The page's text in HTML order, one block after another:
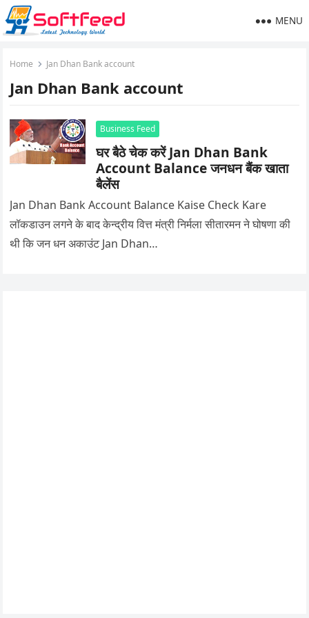
MENU
Home Jan Dhan Bank account
Jan Dhan Bank account
Business Feed
घर बैठे चेक करें Jan Dhan Bank
Account Balance जनधन बैंक खाता
बैलेंस
Jan Dhan Bank Account Balance Kaise Check Kare
लॉकडाउन लगने के बाद केन्द्रीय वित्त मंत्री निर्मला सीतारमन ने घोषणा की
थी कि जन धन अकाउंट Jan Dhan…